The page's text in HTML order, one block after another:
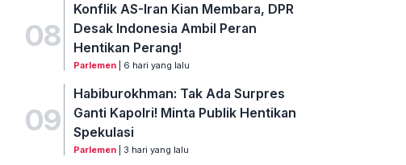
08
Konflik AS-Iran Kian Membara, DPR
Desak Indonesia Ambil Peran
Hentikan Perang!
Parlemen | 6 hari yang lalu
09
Habiburokhman: Tak Ada Surpres
Ganti Kapolri! Minta Publik Hentikan
Spekulasi
Parlemen | 3 hari yang lalu